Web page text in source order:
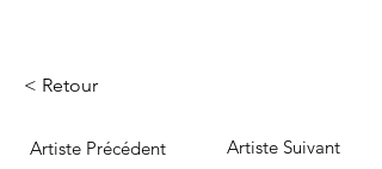
< Retour
Artiste Précédent Artiste Suivant